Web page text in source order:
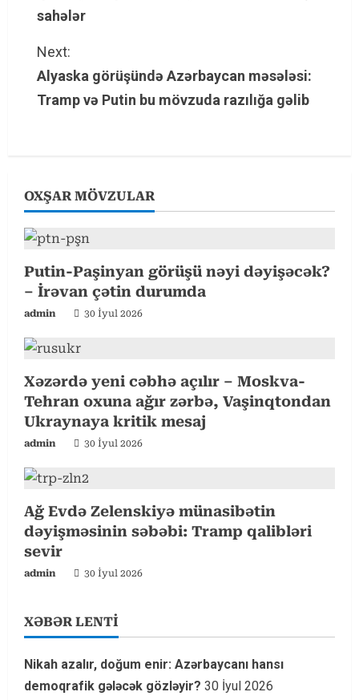
n
t
i
e
R
e
a
d
i
n
g
sahələr
Next:
Alyaska görüşündə Azərbaycan məsələsi:
Tramp və Putin bu mövzuda razılığa gəlib
OXŞAR MÖVZULAR
Putin-Paşinyan görüşü nəyi dəyişəcək?
– İrəvan çətin durumda
admin 30 İyul 2026
Xəzərdə yeni cəbhə açılır – Moskva-
Tehran oxuna ağır zərbə, Vaşinqtondan
Ukraynaya kritik mesaj
admin 30 İyul 2026
Ağ Evdə Zelenskiyə münasibətin
dəyişməsinin səbəbi: Tramp qalibləri
sevir
admin 30 İyul 2026
XƏBƏR LENTİ
Nikah azalır, doğum enir: Azərbaycanı hansı
demoqrafik gələcək gözləyir? 30 İyul 2026